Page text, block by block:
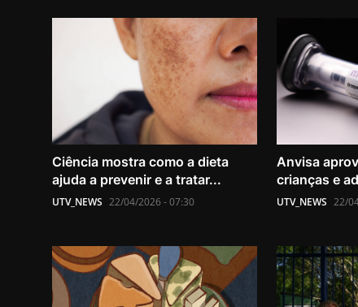
Ciência mostra como a dieta
ajuda a prevenir e a tratar...
UTV_NEWS 22/04/2026 - 07:30
Anvisa
crianças e
UTV_NEWS 22/